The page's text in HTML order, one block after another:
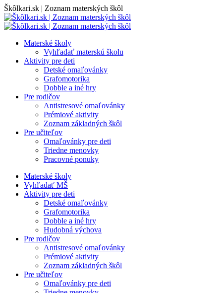
Skip
to
content
Škôlkari.sk | Zoznam materských škôl
Materské školy
Vyhľadať materskú školu
Aktivity pre deti
Detské omaľovánky
Grafomotorika
Dobble a iné hry
Pre rodičov
Antistresové omaľovánky
Prémiové aktivity
Zoznam základných škôl
Pre učiteľov
Omaľovánky pre deti
Triedne menovky
Pracovné ponuky
Materské školy
Vyhľadať MŠ
Aktivity pre deti
Detské omaľovánky
Grafomotorika
Dobble a iné hry
Hudobná výchova
Pre rodičov
Antistresové omaľovánky
Prémiové aktivity
Zoznam základných škôl
Pre učiteľov
Omaľovánky pre deti